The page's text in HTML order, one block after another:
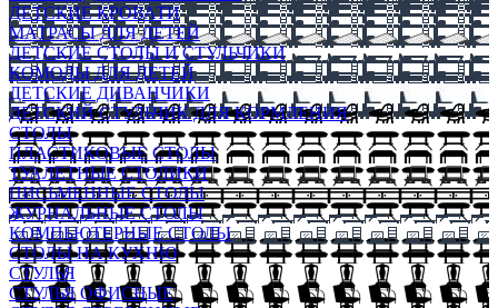
ДЕТСКИЕ КРОВАТИ
МАТРАСЫ ДЛЯ ДЕТЕЙ
ДЕТСКИЕ СТОЛЫ И СТУЛЬЧИКИ
КОМОДЫ ДЛЯ ДЕТЕЙ
ДЕТСКИЕ ДИВАНЧИКИ
ДЕТСКИЙ СТУЛЬЧИК ДЛЯ КОРМЛЕНИЯ
СТОЛЫ
ПЛАСТИКОВЫЕ СТОЛЫ
ТУАЛЕТНЫЕ СТОЛИКИ
ПИСЬМЕННЫЕ СТОЛЫ
ЖУРНАЛЬНЫЕ СТОЛЫ
КОМПЬЮТЕРНЫЕ СТОЛЫ
СТОЛЫ НА КУХНЮ
СТУЛЬЯ
СТУЛЬЯ ОФИСНЫЕ